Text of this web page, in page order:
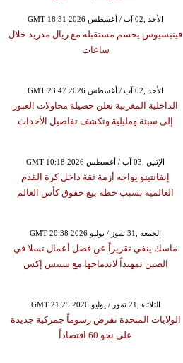
GMT 18:31 2026 الأحد ,02 آب / أغسطس
فينيسيوس يحسم مستقبله مع ريال مدريد خلال
ساعات
GMT 23:47 2026 الأحد ,02 آب / أغسطس
الداخلية المغربية تعلن حصيلة محاولات العبور
إلى سبتة ومليلية وتكشف تفاصيل الأحداث
GMT 10:18 2026 الإثنين ,03 آب / أغسطس
إنفانتينو يواجه أزمة ثقة داخل كرة القدم
العالمية بسبب خطة بيع حقوق كأس العالم
GMT 20:38 2026 الجمعة ,31 تموز / يوليو
ماسك ينفي تقريراً عن فصل أعمال تسلا في
الصين تمهيداً لاندماجها مع سبيس إكس
GMT 21:25 2026 الثلاثاء ,21 تموز / يوليو
الولايات المتحدة تفرض رسوماً جمركية جديدة
على نحو 60 اقتصاداً